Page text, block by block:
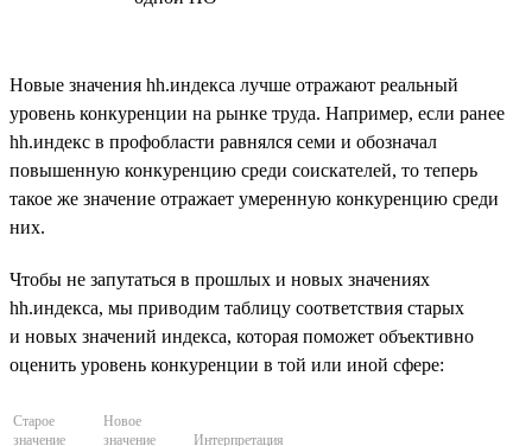
Новые значения hh.индекса лучше отражают реальный
уровень конкуренции на рынке труда. Например, если ранее
hh.индекс в профобласти равнялся семи и обозначал
повышенную конкуренцию среди соискателей, то теперь
такое же значение отражает умеренную конкуренцию среди
них.
Чтобы не запутаться в прошлых и новых значениях
hh.индекса, мы приводим таблицу соответствия старых
и новых значений индекса, которая поможет объективно
оценить уровень конкуренции в той или иной сфере:
Старое
значение
Новое
значение
Интерпретация